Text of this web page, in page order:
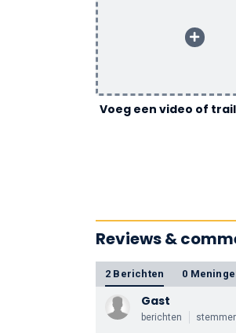
Voeg een video of
Reviews &
2 Berichten 0
Gast
berichten